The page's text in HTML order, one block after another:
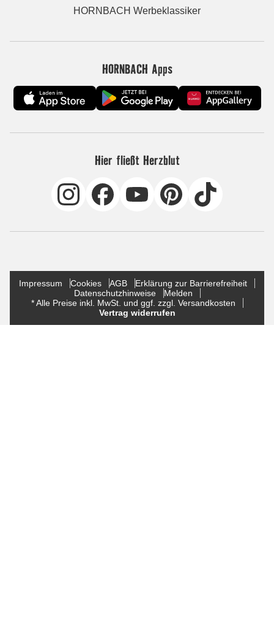
HORNBACH Werbeklassiker
HORNBACH Apps
Hier fließt Herzblut
Impressum Cookies AGB
Erklärung zur Barrierefreiheit
Datenschutzhinweise
Melden
* Alle Preise inkl. MwSt. und ggf. zzgl. Versandkosten
Vertrag widerrufen